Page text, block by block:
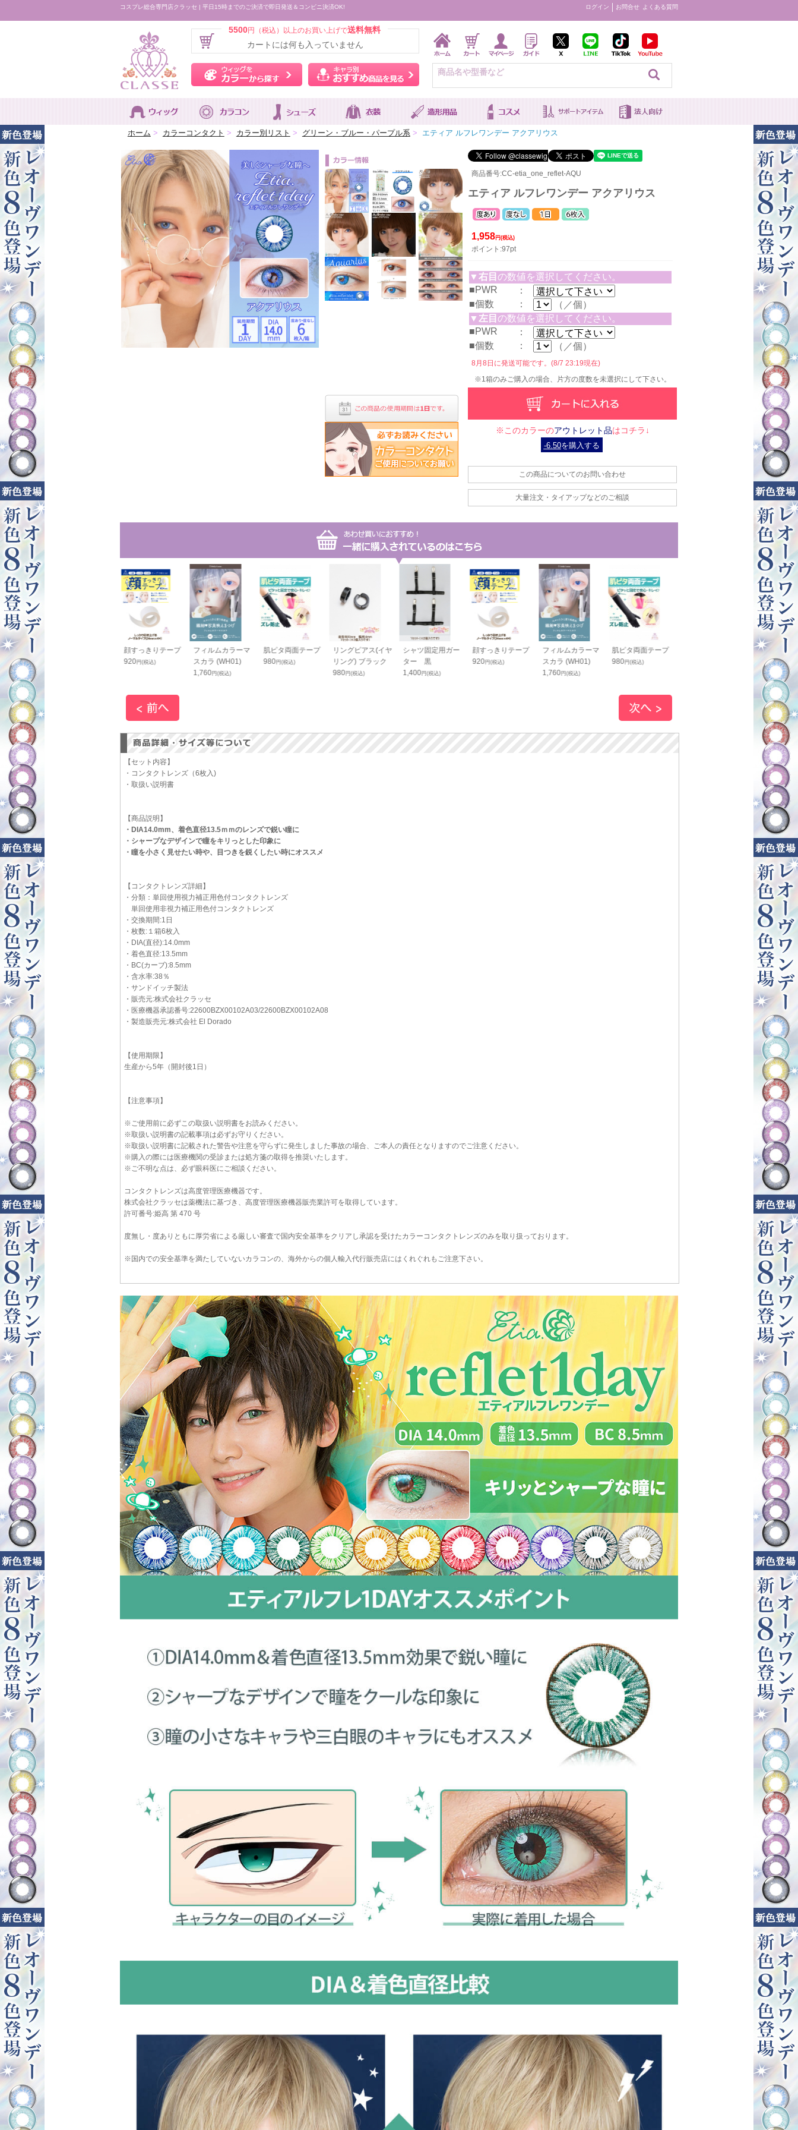
コスプレ総合専門店クラッセ | 平日15時までのご決済で即日発送＆コンビニ決済OK! ログイン お問合せ よくある質問
5500円（税込）以上のお買い上げで送料無料
カートには何も入っていません
ウィッグをカラーから探す キャラ別おすすめ商品を見る
ホーム > カラーコンタクト > カラー別リスト > グリーン・ブルー・パープル系 > エティア ルフレワンデー アクアリウス
商品番号:CC-etia_one_reflet-AQU
エティア ルフレワンデー アクアリウス
1,958 円(税込)
ポイント:97pt
▼右目 の数値を選択してください。
■PWR
：
■個数
：
（／個）
▼ 左目 の数値を選択してください。
■PWR
：
■個数
： （／個）
8月8日に発送可能です。(8/7 23:19現在)
※1箱のみご購入の場合、片方の度数を未選択にして下さい。
※このカラーのアウトレット品はコチラ↓
-6.50を購入する
この商品についてのお問い合わせ
大量注文・タイアップなどのご相談
ピアス(イヤ
) ブラック
(税込)
顔すっきりテープ
920 円(税込)
フィルムカラーマ
スカラ (WH01)
1,760 円(税込)
肌ピタ両面テープ
980 円(税込)
リングピアス(イヤ
リング) ブラック
980 円(税込)
シャツ固定用ガー
ター 黒
1,400 円(税込)
顔すっきりテープ
920 円(税込)
フィルムカラーマ
スカラ (WH01)
1,760 円(税込)
肌ピタ両面テープ
980 円(税込)
シャツ固定用
ター 黒
1,400 円(税込)
【セット内容】
・コンタクトレンズ（6枚入)
・取扱い説明書
【商品説明】
・DIA14.0mm、着色直径13.5ｍｍのレンズで鋭い瞳に
・シャープなデザインで瞳をキリっとした印象に
・瞳を小さく見せたい時や、目つきを鋭くしたい時にオススメ
【コンタクトレンズ詳細】
・分類：単回使用視力補正用色付コンタクトレンズ
単回使用非視力補正用色付コンタクトレンズ
・交換期間:1日
・枚数:１箱6枚入
・DIA(直径):14.0mm
・着色直径:13.5mm
・BC(カーブ):8.5mm
・含水率:38％
・サンドイッチ製法
・販売元:株式会社クラッセ
・医療機器承認番号:22600BZX00102A03/22600BZX00102A08
・製造販売元:株式会社 El Dorado
【使用期限】
生産から5年（開封後1日）
【注意事項】
※ご使用前に必ずこの取扱い説明書をお読みください。
※取扱い説明書の記載事項は必ずお守りください。
※取扱い説明書に記載された警告や注意を守らずに発生しました事故の場合、ご本人の責任となりますのでご注意ください。
※購入の際には医療機関の受診または処方箋の取得を推奨いたします。
※ご不明な点は、必ず眼科医にご相談ください。
コンタクトレンズは高度管理医療機器です。
株式会社クラッセは薬機法に基づき、高度管理医療機器販売業許可を取得しています。
許可番号:姫高 第 470 号
度無し・度ありともに厚労省による厳しい審査で国内安全基準をクリアし承認を受けたカラーコンタクトレンズのみを取り扱っております。
※国内での安全基準を満たしていないカラコンの、海外からの個人輸入代行販売店にはくれぐれもご注意下さい。